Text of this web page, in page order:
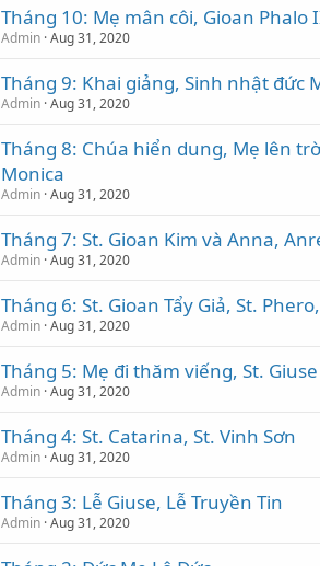
Tháng 10: Mẹ mân côi, Gioan Phalo
Admin Aug 31, 2020
Tháng 9: Khai giảng, Sinh nhật đức
Admin Aug 31, 2020
Tháng 8: Chúa hiển dung, Mẹ lên
Monica
Admin Aug 31, 2020
Tháng 7: St. Gioan Kim và Anna,
Admin Aug 31, 2020
Tháng 6: St. Gioan Tẩy Giả, St.
Admin Aug 31, 2020
Tháng 5: Mẹ đi thăm viếng, St.
Admin Aug 31, 2020
Tháng 4: St. Catarina, St. Vinh Sơn
Admin Aug 31, 2020
Tháng 3: Lễ Giuse, Lễ Truyền Tin
Admin Aug 31, 2020